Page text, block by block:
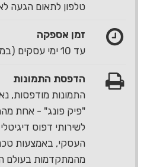
טלפון לתאום הגעה לאיסוף 1-
זמן אספקה
עד 10 ימי עסקים (במשלוח או באיסוף עצמי)
הדפסת התמונות
התמונות מודפסות,
"פיק פונג" - אחת
לשירותי דפוס
העסקי, באמצעות
מהמתקדמות בעולם